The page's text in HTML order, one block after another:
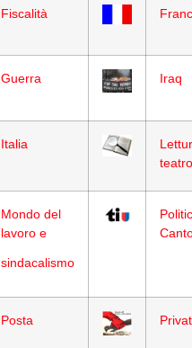
Fiscalità
Guerra Iraq
Italia
teatro
Mondo del
lavoro e
sindacalismo
Posta